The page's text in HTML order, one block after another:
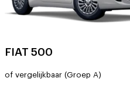
FIAT 500
of vergelijkbaar (Groep A)